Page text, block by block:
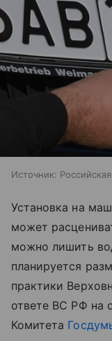
Источник:
Установка на
может
можно лишить
планируется
практики
ответе ВС РФ на
Комитета